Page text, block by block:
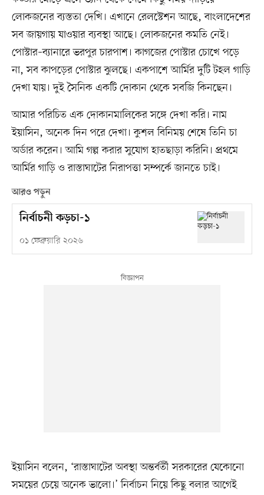
লোকজনের ব্যস্ততা দেখি। এখানে রেলস্টেশন আছে, বাংলাদেশের
সব জায়গায় যাওয়ার ব্যবস্থা আছে। লোকজনের কমতি নেই।
পোস্টার–ব্যানারে ভরপুর চারপাশ। কাগজের পোস্টার চোখে পড়ে
না, সব কাপড়ের পোস্টার ঝুলছে। একপাশে আর্মির দুটি টহল গাড়ি
দেখা যায়। দুই সৈনিক একটি দোকান থেকে সবজি কিনছেন।
আমার পরিচিত এক দোকানমালিকের সঙ্গে দেখা করি। নাম
ইয়াসিন, অনেক দিন পরে দেখা। কুশল বিনিময় শেষে তিনি চা
অর্ডার করেন। আমি গল্প করার সুযোগ হাতছাড়া করিনি। প্রথমে
আর্মির গাড়ি ও রাস্তাঘাটের নিরাপত্তা সম্পর্কে জানতে চাই।
আরও পড়ুন
নির্বাচনী কড়চা-১
০১ ফেব্রুয়ারি ২০২৬
ইয়াসিন বলেন, ‘রাস্তাঘাটের অবস্থা অন্তর্বর্তী সরকারের যেকোনো
সময়ের চেয়ে অনেক ভালো।’ নির্বাচন নিয়ে কিছু বলার আগেই